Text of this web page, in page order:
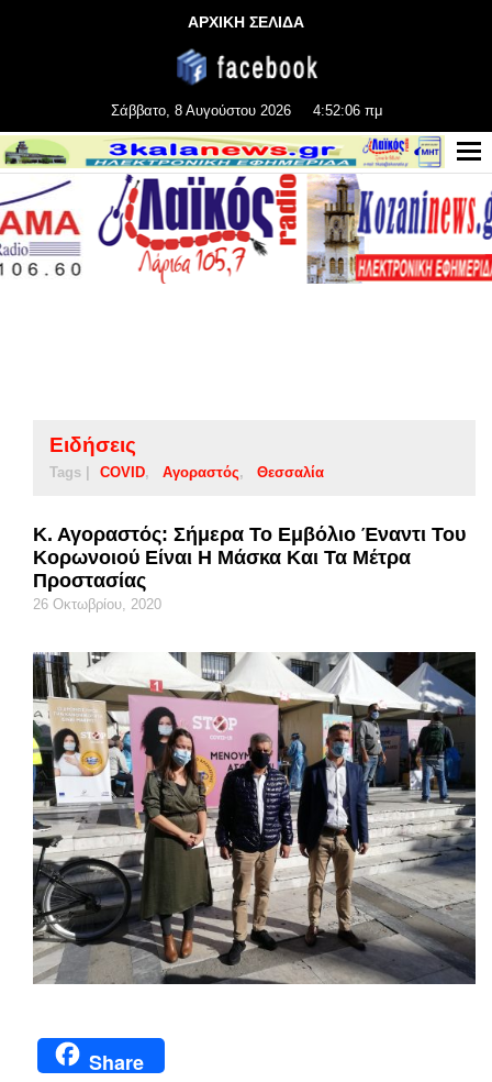
ΑΡΧΙΚΗ ΣΕΛΙΔΑ
Σάββατο, 8 Αυγούστου 2026 4:52:07 πμ
Ειδήσεις
Tags | COVID Αγοραστός Θεσσαλία
Κ. Αγοραστός: Σήμερα Το Εμβόλιο Έναντι Του
Κορωνοιού Είναι Η Μάσκα Και Τα Μέτρα
Προστασίας
26 Οκτωβρίου, 2020
Share